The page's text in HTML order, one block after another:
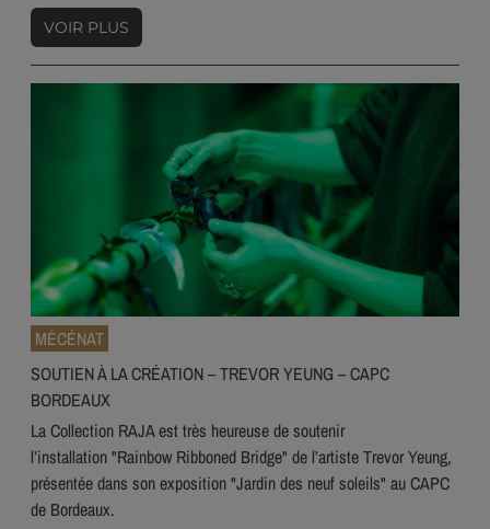
VOIR PLUS
MÉCÉNAT
SOUTIEN À LA CRÉATION – TREVOR YEUNG – CAPC
BORDEAUX
La Collection RAJA est très heureuse de soutenir
l’installation "Rainbow Ribboned Bridge" de l’artiste Trevor Yeung,
présentée dans son exposition "Jardin des neuf soleils" au CAPC
de Bordeaux.